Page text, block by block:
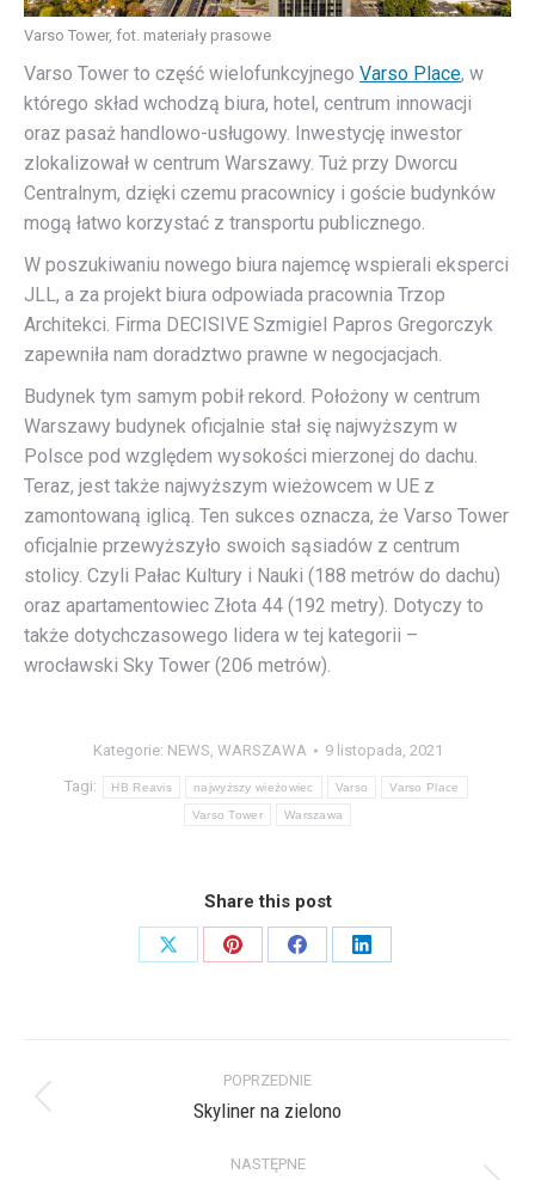
Varso Tower, fot. materiały prasowe
Varso Tower to część wielofunkcyjnego Varso Place, w
którego skład wchodzą biura, hotel, centrum innowacji
oraz pasaż handlowo-usługowy. Inwestycję inwestor
zlokalizował w centrum Warszawy. Tuż przy Dworcu
Centralnym, dzięki czemu pracownicy i goście budynków
mogą łatwo korzystać z transportu publicznego.
W poszukiwaniu nowego biura najemcę wspierali eksperci
JLL, a za projekt biura odpowiada pracownia Trzop
Architekci. Firma DECISIVE Szmigiel Papros Gregorczyk
zapewniła nam doradztwo prawne w negocjacjach.
Budynek tym samym pobił rekord. Położony w centrum
Warszawy budynek oficjalnie stał się najwyższym w
Polsce pod względem wysokości mierzonej do dachu.
Teraz, jest także najwyższym wieżowcem w UE z
zamontowaną iglicą. Ten sukces oznacza, że Varso Tower
oficjalnie przewyższyło swoich sąsiadów z centrum
stolicy. Czyli Pałac Kultury i Nauki (188 metrów do dachu)
oraz apartamentowiec Złota 44 (192 metry). Dotyczy to
także dotychczasowego lidera w tej kategorii –
wrocławski Sky Tower (206 metrów).
Kategorie: NEWS WARSZAWA 9 listopada, 2021
Tagi: HB Reavis najwyższy wieżowiec Varso Varso Place
Varso Tower Warszawa
Share this post
Share
Share
Share
Share
wpisów
POPRZEDNIE
Poprzedni
Skyliner na zielono
NASTĘPNE